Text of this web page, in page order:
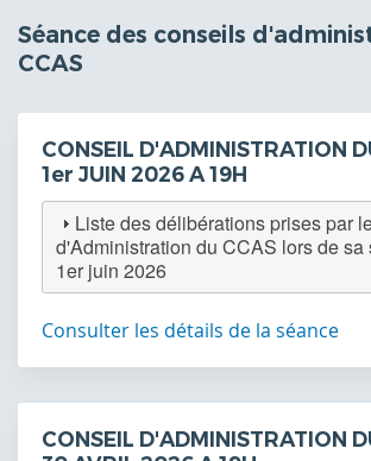
Séance des conseils
CCAS
CONSEIL D'ADMINISTRATION
1er JUIN 2026 A 19H
Liste des délibérations prises par
d'Administration du CCAS lors de sa
1er juin 2026
Consulter les détails de la séance
CONSEIL D'ADMINISTRATION